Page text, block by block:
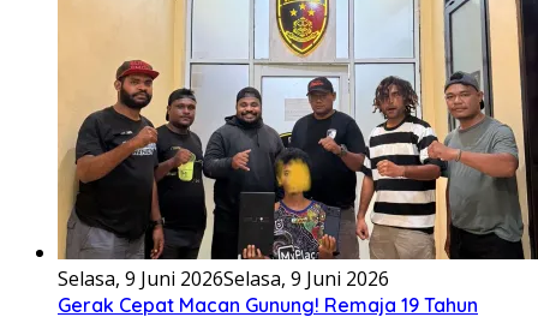
Selasa, 9 Juni 2026Selasa, 9 Juni 2026
Gerak Cepat Macan Gunung! Remaja 19 Tahun